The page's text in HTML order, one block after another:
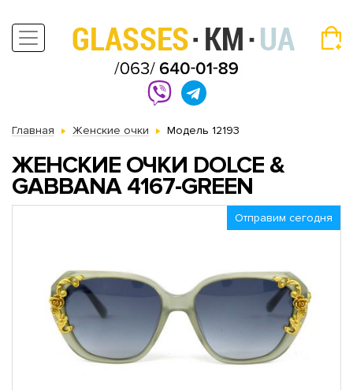
Главная Женские очки Модель 12193
ЖЕНСКИЕ ОЧКИ DOLCE &
GABBANA 4167-GREEN
Отправим сегодня